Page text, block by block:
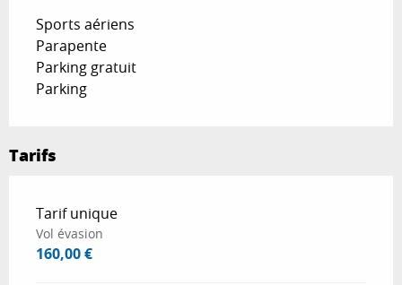
Sports aériens
Parapente
Parking gratuit
Parking
Tarifs
Tarifs 2026
Tarif unique
Vol évasion
160,00 €